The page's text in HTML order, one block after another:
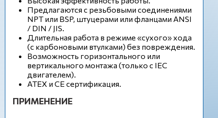
Предлагаются с резьбовыми соединениями
NPT или BSP, штуцерами или фланцами ANSI
/ DIN / JIS.
Длительная работа в режиме «сухого» хода
(с карбоновыми втулками) без повреждения.
Возможность горизонтального или
вертикального монтажа (только с IEC
двигателем).
ATEX и CE сертификация.
ПРИМЕНЕНИЕ